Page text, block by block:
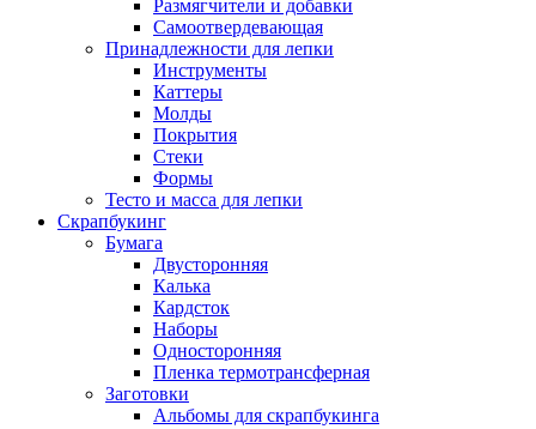
Размягчители и добавки
Самоотвердевающая
Принадлежности для лепки
Инструменты
Каттеры
Молды
Покрытия
Стеки
Формы
Тесто и масса для лепки
Скрапбукинг
Бумага
Двусторонняя
Калька
Кардсток
Наборы
Односторонняя
Пленка термотрансферная
Заготовки
Альбомы для скрапбукинга